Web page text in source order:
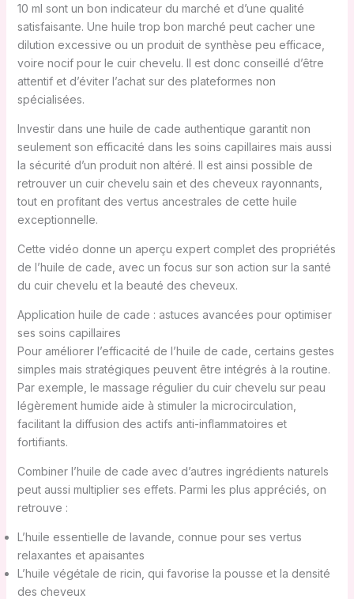
10 ml sont un bon indicateur du marché et d’une qualité
satisfaisante. Une huile trop bon marché peut cacher une
dilution excessive ou un produit de synthèse peu efficace,
voire nocif pour le cuir chevelu. Il est donc conseillé d’être
attentif et d’éviter l’achat sur des plateformes non
spécialisées.
Investir dans une huile de cade authentique garantit non
seulement son efficacité dans les soins capillaires mais aussi
la sécurité d’un produit non altéré. Il est ainsi possible de
retrouver un cuir chevelu sain et des cheveux rayonnants,
tout en profitant des vertus ancestrales de cette huile
exceptionnelle.
Cette vidéo donne un aperçu expert complet des propriétés
de l’huile de cade, avec un focus sur son action sur la santé
du cuir chevelu et la beauté des cheveux.
Application huile de cade : astuces avancées pour optimiser
ses soins capillaires
Pour améliorer l’efficacité de l’huile de cade, certains gestes
simples mais stratégiques peuvent être intégrés à la routine.
Par exemple, le massage régulier du cuir chevelu sur peau
légèrement humide aide à stimuler la microcirculation,
facilitant la diffusion des actifs anti-inflammatoires et
fortifiants.
Combiner l’huile de cade avec d’autres ingrédients naturels
peut aussi multiplier ses effets. Parmi les plus appréciés, on
retrouve :
L’huile essentielle de lavande, connue pour ses vertus
relaxantes et apaisantes
L’huile végétale de ricin, qui favorise la pousse et la densité
des cheveux